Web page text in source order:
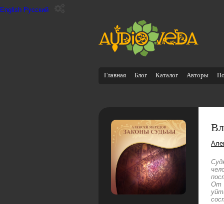
English Русский
Главная Блог Каталог Авторы
От